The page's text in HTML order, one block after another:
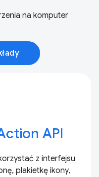
na komputer
API
z interfejsu
plakietkę ikony,